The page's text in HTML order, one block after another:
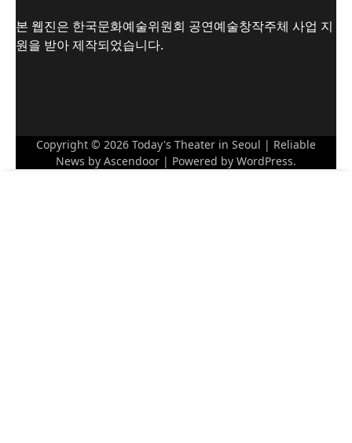
본 웹진은 한국문화예술위원회 공연예술창작주체 사업 지
원을 받아 제작되었습니다.
Copyright © 2026 Today's Theater in Seoul | Reliable
News by Ascendoor | Powered by WordPress.